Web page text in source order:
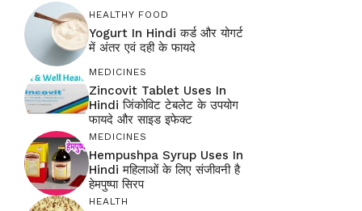
HEALTHY FOOD
Yogurt In Hindi कर्ड और योगर्ट
में अंतर एवं दही के फायदे
MEDICINES
Zincovit Tablet Uses In
Hindi जिंकोविट टेबलेट के उपयोग
फायदे और साइड इफेक्ट
MEDICINES
Hempushpa Syrup Uses In
Hindi महिलाओं के लिए संजीवनी है
हेमपुष्पा सिरप
HEALTH